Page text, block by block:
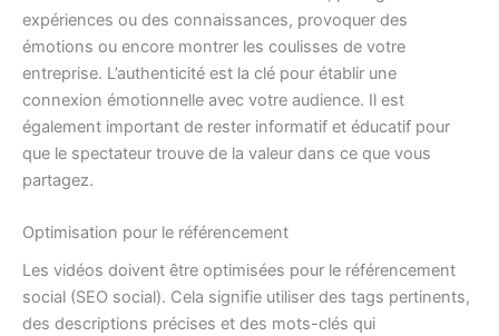
expériences ou des connaissances, provoquer des
émotions ou encore montrer les coulisses de votre
entreprise. L’authenticité est la clé pour établir une
connexion émotionnelle avec votre audience. Il est
également important de rester informatif et éducatif pour
que le spectateur trouve de la valeur dans ce que vous
partagez.
Optimisation pour le référencement
Les vidéos doivent être optimisées pour le référencement
social (SEO social). Cela signifie utiliser des tags pertinents,
des descriptions précises et des mots-clés qui